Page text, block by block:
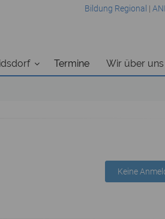
Bildung Regional |
Termine Wir über uns
Keine